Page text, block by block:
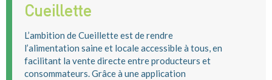
Cueillette
L’ambition de Cueillette est de rendre
l’alimentation saine et locale accessible à tous, en
facilitant la vente directe entre producteurs et
consommateurs. Grâce à une application